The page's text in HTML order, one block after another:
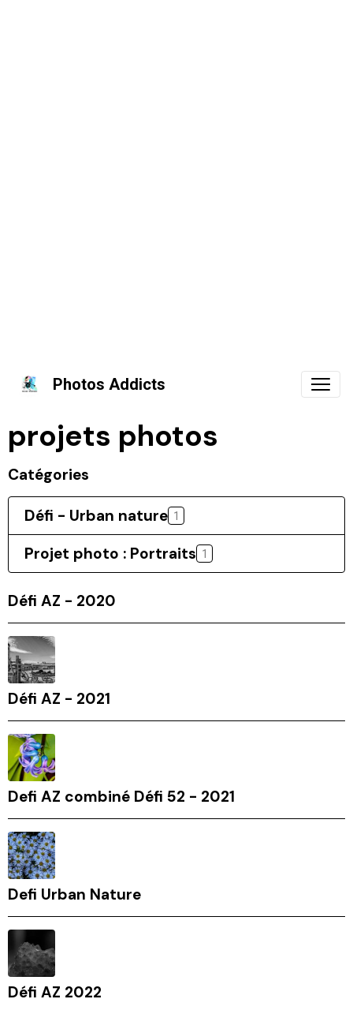
Photos Addicts
projets photos
Catégories
Défi - Urban nature 1
Projet photo : Portraits 1
Défi AZ - 2020
Défi AZ - 2021
Defi AZ combiné Défi 52 - 2021
Defi Urban Nature
Défi AZ 2022